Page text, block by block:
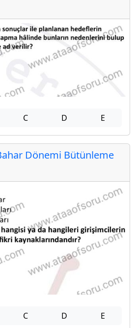
C D E
Dönemi Bütünleme
C D E